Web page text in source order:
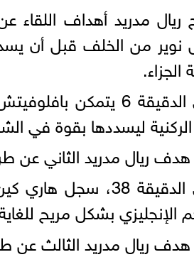
ريال مدريد أهداف
نوير من الخلف قبل أن
وفي الدقيقة 6
الركنية ليسددها بقوة في
مدريد الثاني عن طريق أردا جولر في الدقيقة
وفي الدقيقة 38،
الإنجليزي بشكل مريح
ريال مدريد الثالث عن طريق كيليان